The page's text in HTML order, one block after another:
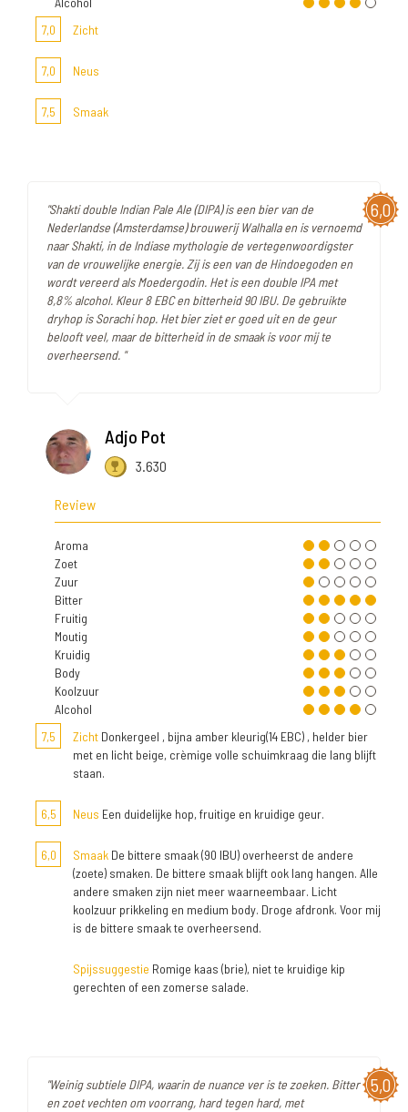
7,0
Zicht
7,0 Neus
7,5 Smaak
6,0
"Shakti double Indian Pale Ale (DIPA) is een bier van de
Nederlandse (Amsterdamse) brouwerij Walhalla en is vernoemd
naar Shakti, in de Indiase mythologie de vertegenwoordigster
van de vrouwelijke energie. Zij is een van de Hindoegoden en
wordt vereerd als Moedergodin. Het is een double IPA met
8,8% alcohol. Kleur 8 EBC en bitterheid 90 IBU. De gebruikte
dryhop is Sorachi hop. Het bier ziet er goed uit en de geur
belooft veel, maar de bitterheid in de smaak is voor mij te
overheersend. "
Adjo Pot
3.630
Review
Aroma
Zoet
Zuur
Bitter
Fruitig
Moutig
Kruidig
Body
Koolzuur
Alcohol
7,5
Zicht Donkergeel , bijna amber kleurig(14 EBC) , helder bier
met en licht beige, crèmige volle schuimkraag die lang blijft
staan.
6,5 Neus Een duidelijke hop, fruitige en kruidige geur.
6,0 Smaak De bittere smaak (90 IBU) overheerst de andere
(zoete) smaken. De bittere smaak blijft ook lang hangen. Alle
andere smaken zijn niet meer waarneembaar. Licht
koolzuur prikkeling en medium body. Droge afdronk. Voor mij
is de bittere smaak te overheersend.
Spijssuggestie Romige kaas (brie), niet te kruidige kip
gerechten of een zomerse salade.
5,0
"Weinig subtiele DIPA, waarin de nuance ver is te zoeken. Bitter
en zoet vechten om voorrang, hard tegen hard, met